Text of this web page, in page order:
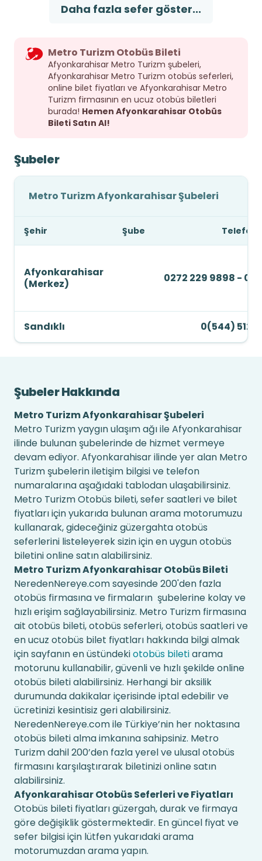
Daha fazla sefer göster...
Metro Turizm Otobüs Bileti
Afyonkarahisar Metro Turizm şubeleri,
Afyonkarahisar Metro Turizm otobüs seferleri,
online bilet fiyatları ve Afyonkarahisar Metro
Turizm firmasının en ucuz otobüs biletleri
burada! Hemen Afyonkarahisar Otobüs
Bileti Satın Al!
Şubeler
Metro Turizm Afyonkarahisar Şubeleri
Şehir Şube Telefon
Afyonkarahisar
(Merkez)
0272 229 9898 -
Sandıklı 0(544) 512
Şubeler Hakkında
Metro Turizm Afyonkarahisar Şubeleri
Metro Turizm yaygın ulaşım ağı ile Afyonkarahisar
ilinde bulunan şubelerinde de hizmet vermeye
devam ediyor. Afyonkarahisar ilinde yer alan Metro
Turizm şubelerin iletişim bilgisi ve telefon
numaralarına aşağıdaki tablodan ulaşabilirsiniz.
Metro Turizm Otobüs bileti, sefer saatleri ve bilet
fiyatları için yukarıda bulunan arama motorumuzu
kullanarak, gideceğiniz güzergahta otobüs
seferlerini listeleyerek sizin için en uygun otobüs
biletini online satın alabilirsiniz.
Metro Turizm Afyonkarahisar Otobüs Bileti
NeredenNereye.com sayesinde 200'den fazla
otobüs firmasına ve firmaların şubelerine kolay ve
hızlı erişim sağlayabilirsiniz. Metro Turizm firmasına
ait otobüs bileti, otobüs seferleri, otobüs saatleri ve
en ucuz otobüs bilet fiyatları hakkında bilgi almak
için sayfanın en üstündekiotobüs biletiarama
motorunu kullanabilir, güvenli ve hızlı şekilde online
otobüs bileti alabilirsiniz. Herhangi bir aksilik
durumunda dakikalar içerisinde iptal edebilir ve
ücretinizi kesintisiz geri alabilirsiniz.
NeredenNereye.com ile Türkiye’nin her noktasına
otobüs bileti alma imkanına sahipsiniz. Metro
Turizm dahil 200’den fazla yerel ve ulusal otobüs
firmasını karşılaştırarak biletinizi online satın
alabilirsiniz.
Afyonkarahisar Otobüs Seferleri ve Fiyatları
Otobüs bileti fiyatları güzergah, durak ve firmaya
göre değişiklik göstermektedir. En güncel fiyat ve
sefer bilgisi için lütfen yukarıdaki arama
motorumuzdan arama yapın.